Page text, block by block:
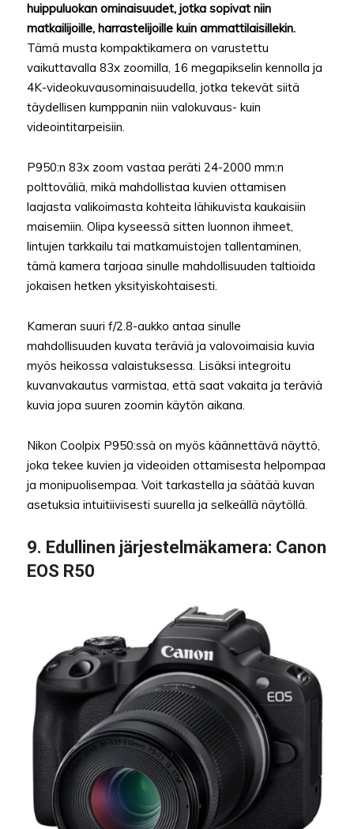
huippuluokan ominaisuudet, jotka sopivat niin
matkailijoille, harrastelijoille kuin ammattilaisillekin.
Tämä musta kompaktikamera on varustettu
vaikuttavalla 83x zoomilla, 16 megapikselin kennolla ja
4K-videokuvausominaisuudella, jotka tekevät siitä
täydellisen kumppanin niin valokuvaus- kuin
videointitarpeisiin.
P950:n 83x zoom vastaa peräti 24-2000 mm:n
polttoväliä, mikä mahdollistaa kuvien ottamisen
laajasta valikoimasta kohteita lähikuvista kaukaisiin
maisemiin. Olipa kyseessä sitten luonnon ihmeet,
lintujen tarkkailu tai matkamuistojen tallentaminen,
tämä kamera tarjoaa sinulle mahdollisuuden taltioida
jokaisen hetken yksityiskohtaisesti.
Kameran suuri f/2.8-aukko antaa sinulle
mahdollisuuden kuvata teräviä ja valovoimaisia kuvia
myös heikossa valaistuksessa. Lisäksi integroitu
kuvanvakautus varmistaa, että saat vakaita ja teräviä
kuvia jopa suuren zoomin käytön aikana.
Nikon Coolpix P950:ssä on myös käännettävä näyttö,
joka tekee kuvien ja videoiden ottamisesta helpompaa
ja monipuolisempaa. Voit tarkastella ja säätää kuvan
asetuksia intuitiivisesti suurella ja selkeällä näytöllä.
9. Edullinen järjestelmäkamera: Canon
EOS R50